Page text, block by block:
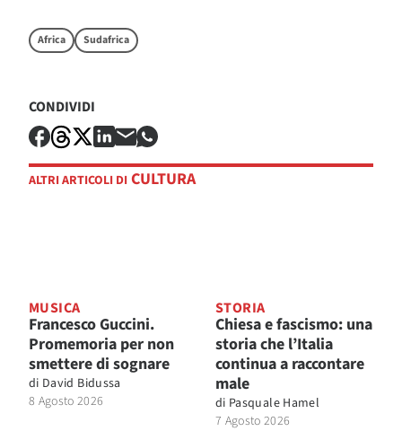
Africa Sudafrica
CONDIVIDI
ALTRI ARTICOLI DI CULTURA
MUSICA
Francesco Guccini.
Promemoria per non
smettere di sognare
di David Bidussa
8 Agosto 2026
STORIA
Chiesa e fascismo: una
storia che l’Italia
continua a raccontare
male
di Pasquale Hamel
7 Agosto 2026